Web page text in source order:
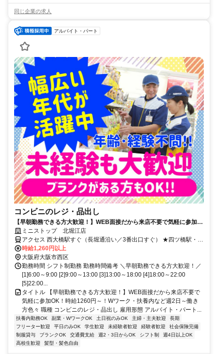
同じ企業の求人
アルバイト・パート
コンビニのレジ・品出し
【早朝勤務できる方大歓迎！】WEB面接だから来店不要で気軽に参加
OK！時給1260円～！Wワーク・扶養内など週2日～働き方色々
ミニストップ 北堀江店
アクセス 西大橋駅すぐ（長堀通沿い／3番出口すぐ） ★四ツ橋駅・西
長堀駅からも徒歩圏で通勤しやすい立地 ★北堀江・心斎橋エリアで
通勤しやすい環境です ★大阪市西区・中央区・浪速区・港区エリア
からアクセス可能！ ★その他のアクセス可能駅/四ツ橋駅、西長堀
駅、心斎橋駅、桜川駅
時給1,260円以上
大阪府大阪市西区
勤務時間 シフト制勤務 勤務時間備考 ＼早朝勤務できる方大歓迎！／
[1]6:00～9:00 [2]9:00～13:00 [3]13:00～18:00 [4]18:00～22:00
[5]22:00...
タイトル 【早朝勤務できる方大歓迎！】WEB面接だから来店不要で
気軽に参加OK！時給1260円～！Wワーク・扶養内など週2日～働き
方色々 職種 コンビニのレジ・品出し 雇用形態 アルバイト・パート...
扶養内勤務OK 副業・WワークOK 土日祝のみOK 主婦・主夫歓迎
長期
フリーター歓迎
平日のみOK 学生歓迎 未経験者歓迎 経験者歓迎
社会保険完備
制服貸与
ブランクOK 交通費支給 週2・3日からOK シフト制
週4日以上OK
高校生歓迎
髪型・髪色自由